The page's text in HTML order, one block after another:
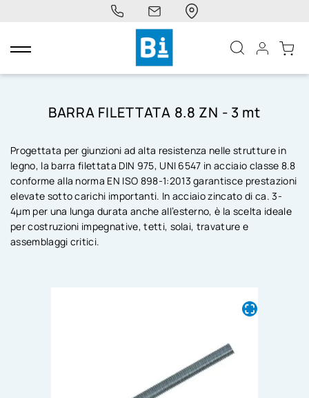
navigazione
BARRA FILETTATA 8.8 ZN - 3 mt
Progettata per giunzioni ad alta resistenza nelle strutture in
legno, la barra filettata DIN 975, UNI 6547 in acciaio classe 8.8
conforme alla norma EN ISO 898-1:2013 garantisce prestazioni
elevate sotto carichi importanti. In acciaio zincato di ca. 3-
4µm per una lunga durata anche all’esterno, è la scelta ideale
per costruzioni impegnative, tetti, solai, travature e
assemblaggi critici.